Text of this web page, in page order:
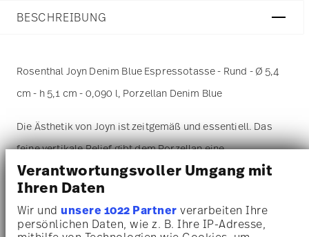
Verantwortungsvoller Umgang mit
Ihren Daten
Wir undunsere 1022 Partner verarbeiten Ihre
persönlichen Daten, wie z. B. Ihre IP-Adresse,
BESCHREIBUNG
Rosenthal Joyn Denim Blue Espressotasse - Rund - Ø 5,4
cm - h 5,1 cm - 0,090 l, Porzellan Denim Blue
Die Ästhetik von Joyn ist zeitgemäß und essentiell. Das
feine vertikale Relief gibt dem Porzellan eine
wiedererkennbare Struktur. Die Kombination aus
Porzellan mit Steinzeug aber auch die
Farbpalette verleiht der Kollektion einen leichten